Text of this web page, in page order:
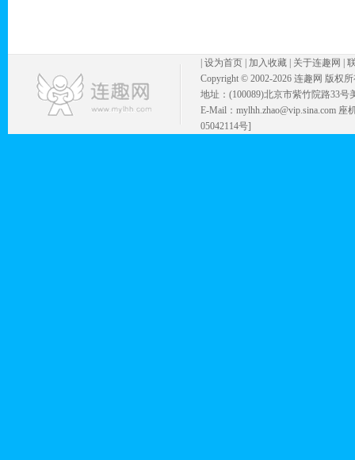
设为首页 加入收藏 关于连趣网
Copyright © 2002-2026 连趣网 版权
地址：(100089)北京市紫竹院路33号
E-Mail：mylhh.zhao@vip.sina.com
05042114号]